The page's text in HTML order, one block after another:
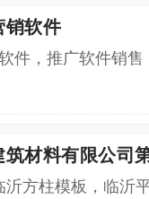
销软件
件，推广软件销
材料有限公司
方柱模板，临沂